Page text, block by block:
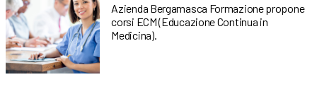
Azienda Bergamasca Formazione propone
corsi ECM (Educazione Continua in
Medicina).